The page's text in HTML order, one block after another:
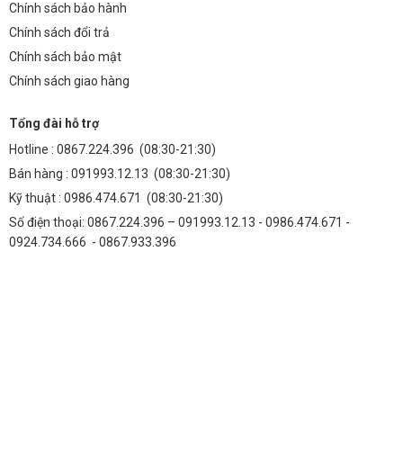
Chính sách bảo hành
Chính sách đổi trả
Chính sách bảo mật
Chính sách giao hàng
Tổng đài hỗ trợ
Hotline : 0867.224.396 (08:30-21:30)
Bán hàng : 091993.12.13 (08:30-21:30)
Kỹ thuật : 0986.474.671 (08:30-21:30)
Số điện thoại: 0867.224.396 – 091993.12.13 - 0986.474.671 -
0924.734.666 - 0867.933.396